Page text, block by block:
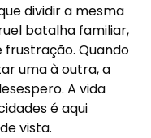
dividir a mesma
batalha familiar,
Quando
uma à outra, a
A vida
é aqui
vista.